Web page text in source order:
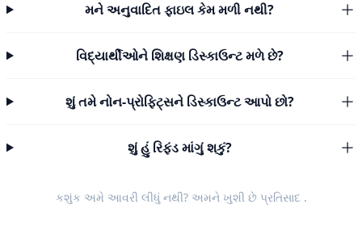
મને અનુવાદિત ફાઇલ કેમ મળી નથી?
વિદ્યાર્થીઓને શિક્ષણ ડિસ્કાઉન્ટ મળે છે?
શું તમે નોન-પ્રોફિટ્સને ડિસ્કાઉન્ટ આપો છો?
શું હું રિફંડ માંગું શકું?
કશુંક અમે આવરી લીધું નથી? અમને ખુશી છે પ્રતિસાદ .